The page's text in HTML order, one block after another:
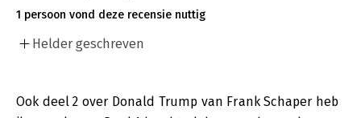
1 persoon vond deze recensie nuttig
Helder geschreven
Ook deel 2 over Donald Trump van Frank Schaper heb